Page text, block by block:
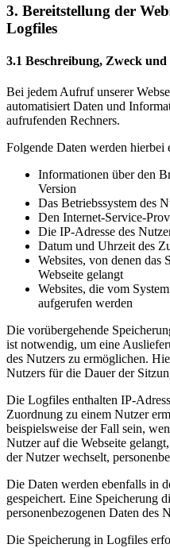
3. Bereitstellung der
Logfiles
3.1 Beschreibung, Zweck
Bei jedem Aufruf unserer
automatisiert Daten und
aufrufenden Rechners.
Folgende Daten werden hierbei
Informationen über den
Version
Das Betriebssystem des
Den Internet-Service-
Die IP-Adresse des
Datum und Uhrzeit des
Websites, von denen das
Webseite gelangt
Websites, die vom
aufgerufen werden
Die vorübergehende
ist notwendig, um eine
des Nutzers zu ermöglichen.
Nutzers für die Dauer der
Die Logfiles enthalten IP-
Zuordnung zu einem Nutzer
beispielsweise der Fall sein,
Nutzer auf die Webseite
der Nutzer wechselt,
Die Daten werden ebenfalls in
gespeichert. Eine Speicherung
personenbezogenen Daten des
Die Speicherung in Logfiles